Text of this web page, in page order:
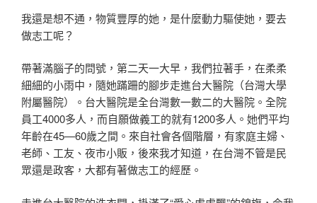
我還是想不通，物質豐厚的她，是什麼動力驅使她，要去
做志工呢？
帶著滿腦子的問號，第二天一大早，我們拉著手，在柔柔
細細的小雨中，隨她蹣跚的腳步走進台大醫院（台灣大學
附屬醫院）。台大醫院是全台灣數一數二的大醫院。全院
員工4000多人，而自願做義工的就有1200多人。她們平均
年齡在45—60歲之間。來自社會各個階層，有家庭主婦、
老師、工友、夜市小販，後來我才知道，在台灣不管是民
眾還是政客，大都有著做志工的經歷。